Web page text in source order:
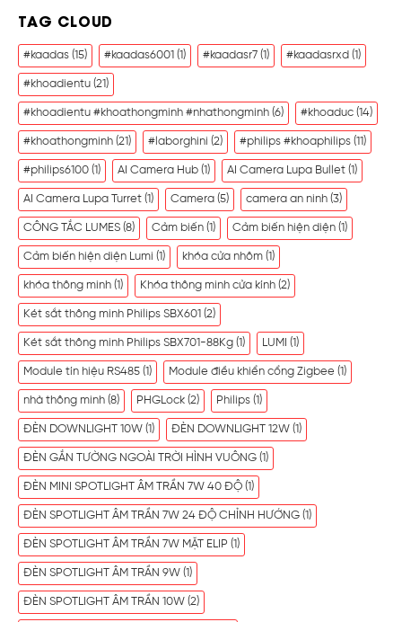
TAG CLOUD
#kaadas (15) #kaadas6001 (1) #kaadasr7 (1) #kaadasrxd (1)
#khoadientu (21)
#khoadientu #khoathongminh #nhathongminh (6) #khoaduc (14)
#khoathongminh (21) #laborghini (2) #philips #khoaphilips (11)
#philips6100 (1) AI Camera Hub (1) AI Camera Lupa Bullet (1)
AI Camera Lupa Turret (1) Camera (5) camera an ninh (3)
CÔNG TẮC LUMES (8) Cảm biến (1) Cảm biến hiện diện (1)
Cảm biến hiện diện Lumi (1) khóa cửa nhôm (1)
khóa thông minh (1) Khóa thông minh cửa kính (2)
Két sắt thông minh Philips SBX601 (2)
Két sắt thông minh Philips SBX701-88Kg (1) LUMI (1)
Module tín hiệu RS485 (1) Module điều khiển cổng Zigbee (1)
nhà thông minh (8) PHGLock (2) Philips (1)
ĐÈN DOWNLIGHT 10W (1) ĐÈN DOWNLIGHT 12W (1)
ĐÈN GẮN TƯỜNG NGOÀI TRỜI HÌNH VUÔNG (1)
ĐÈN MINI SPOTLIGHT ÂM TRẦN 7W 40 ĐỘ (1)
ĐÈN SPOTLIGHT ÂM TRẦN 7W 24 ĐỘ CHỈNH HƯỚNG (1)
ĐÈN SPOTLIGHT ÂM TRẦN 7W MẶT ELIP (1)
ĐÈN SPOTLIGHT ÂM TRẦN 9W (1)
ĐÈN SPOTLIGHT ÂM TRẦN 10W (2)